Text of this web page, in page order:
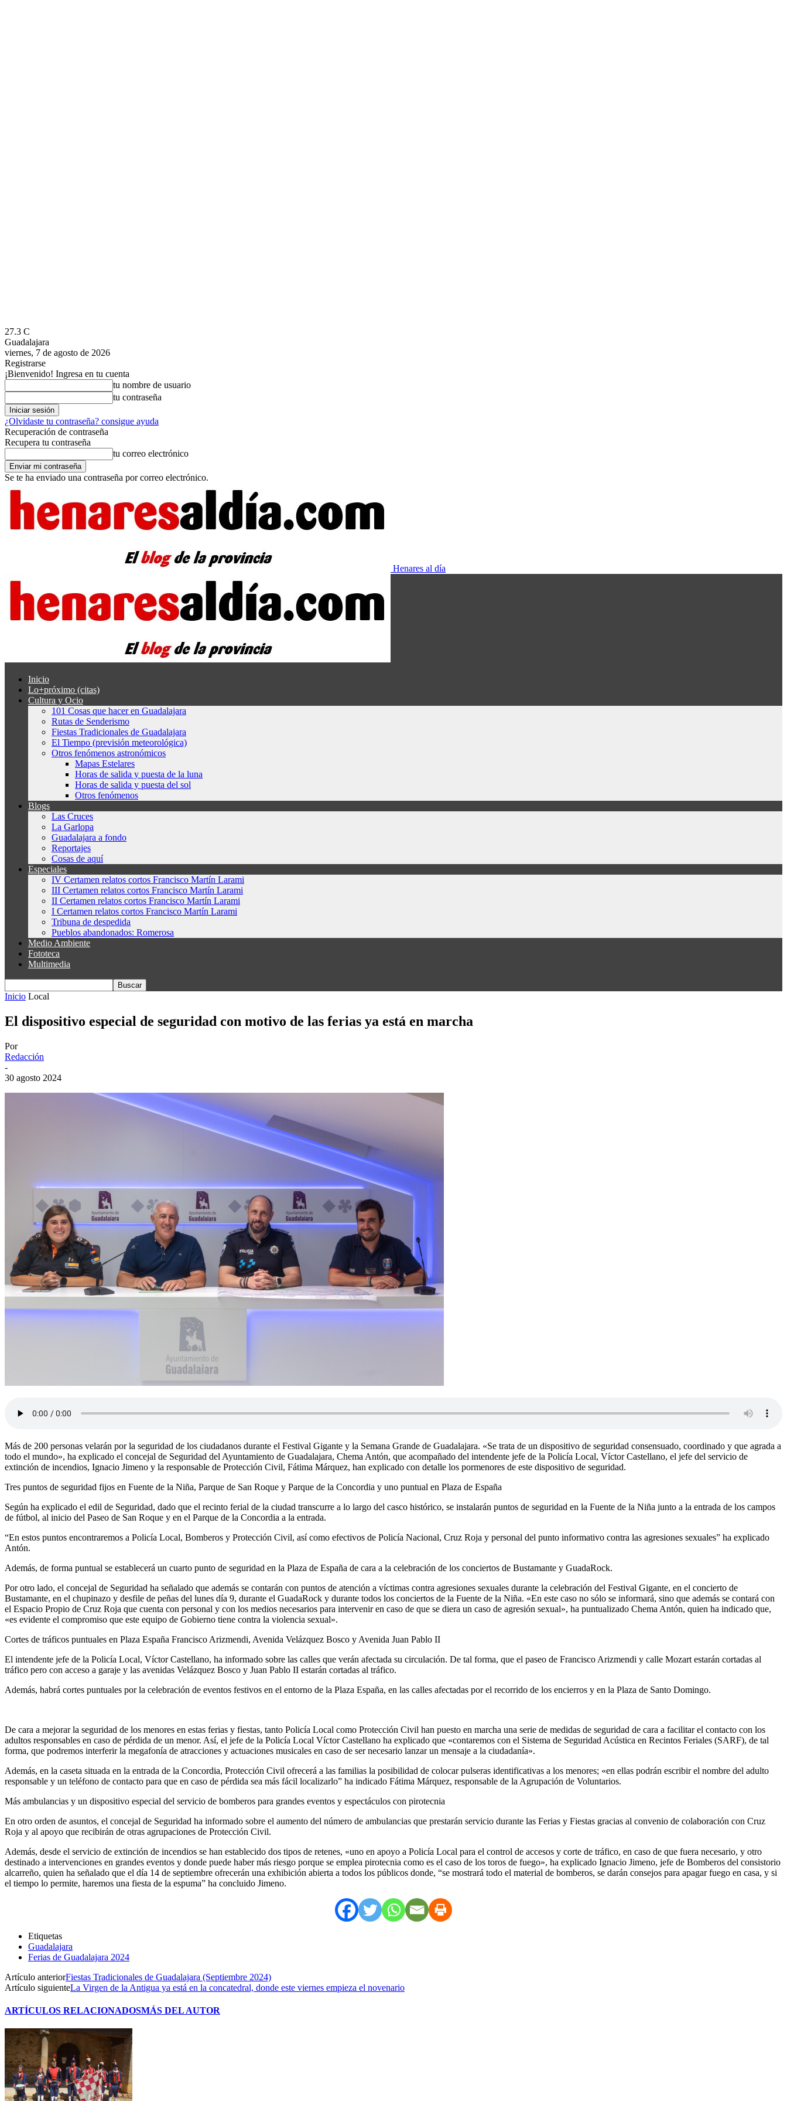
27.3 C
Guadalajara
viernes, 7 de agosto de 2026
Registrarse
¡Bienvenido! Ingresa en tu cuenta
tu nombre de usuario
tu contraseña
¿Olvidaste tu contraseña? consigue ayuda
Recuperación de contraseña
Recupera tu contraseña
tu correo electrónico
Se te ha enviado una contraseña por correo electrónico.
Henares al día
Inicio
Lo+próximo (citas)
Cultura y Ocio
101 Cosas que hacer en Guadalajara
Rutas de Senderismo
Fiestas Tradicionales de Guadalajara
El Tiempo (previsión meteorológica)
Otros fenómenos astronómicos
Mapas Estelares
Horas de salida y puesta de la luna
Horas de salida y puesta del sol
Otros fenómenos
Blogs
Las Cruces
La Garlopa
Guadalajara a fondo
Reportajes
Cosas de aquí
Especiales
IV Certamen relatos cortos Francisco Martín Larami
III Certamen relatos cortos Francisco Martín Larami
II Certamen relatos cortos Francisco Martín Larami
I Certamen relatos cortos Francisco Martín Larami
Tribuna de despedida
Pueblos abandonados: Romerosa
Medio Ambiente
Fototeca
Multimedia
Inicio Local
El dispositivo especial de seguridad con motivo de las ferias ya está en marcha
Por
Redacción
-
30 agosto 2024
Más de 200 personas velarán por la seguridad de los ciudadanos durante el Festival Gigante y la Semana Grande de Guadalajara. «Se trata de un dispositivo de seguridad consensuado, coordinado y que agrada a
todo el mundo», ha explicado el concejal de Seguridad del Ayuntamiento de Guadalajara, Chema Antón, que acompañado del intendente jefe de la Policía Local, Víctor Castellano, el jefe del servicio de
extinción de incendios, Ignacio Jimeno y la responsable de Protección Civil, Fátima Márquez, han explicado con detalle los pormenores de este dispositivo de seguridad.
Tres puntos de seguridad fijos en Fuente de la Niña, Parque de San Roque y Parque de la Concordia y uno puntual en Plaza de España
Según ha explicado el edil de Seguridad, dado que el recinto ferial de la ciudad transcurre a lo largo del casco histórico, se instalarán puntos de seguridad en la Fuente de la Niña junto a la entrada de los campos
de fútbol, al inicio del Paseo de San Roque y en el Parque de la Concordia a la entrada.
“En estos puntos encontraremos a Policía Local, Bomberos y Protección Civil, así como efectivos de Policía Nacional, Cruz Roja y personal del punto informativo contra las agresiones sexuales” ha explicado
Antón.
Además, de forma puntual se establecerá un cuarto punto de seguridad en la Plaza de España de cara a la celebración de los conciertos de Bustamante y GuadaRock.
Por otro lado, el concejal de Seguridad ha señalado que además se contarán con puntos de atención a víctimas contra agresiones sexuales durante la celebración del Festival Gigante, en el concierto de
Bustamante, en el chupinazo y desfile de peñas del lunes día 9, durante el GuadaRock y durante todos los conciertos de la Fuente de la Niña. «En este caso no sólo se informará, sino que además se contará con
el Espacio Propio de Cruz Roja que cuenta con personal y con los medios necesarios para intervenir en caso de que se diera un caso de agresión sexual», ha puntualizado Chema Antón, quien ha indicado que,
«es evidente el compromiso que este equipo de Gobierno tiene contra la violencia sexual».
Cortes de tráficos puntuales en Plaza España Francisco Arizmendi, Avenida Velázquez Bosco y Avenida Juan Pablo II
El intendente jefe de la Policía Local, Víctor Castellano, ha informado sobre las calles que verán afectada su circulación. De tal forma, que el paseo de Francisco Arizmendi y calle Mozart estarán cortadas al
tráfico pero con acceso a garaje y las avenidas Velázquez Bosco y Juan Pablo II estarán cortadas al tráfico.
Además, habrá cortes puntuales por la celebración de eventos festivos en el entorno de la Plaza España, en las calles afectadas por el recorrido de los encierros y en la Plaza de Santo Domingo.
De cara a mejorar la seguridad de los menores en estas ferias y fiestas, tanto Policía Local como Protección Civil han puesto en marcha una serie de medidas de seguridad de cara a facilitar el contacto con los
adultos responsables en caso de pérdida de un menor. Así, el jefe de la Policía Local Víctor Castellano ha explicado que «contaremos con el Sistema de Seguridad Acústica en Recintos Feriales (SARF), de tal
forma, que podremos interferir la megafonía de atracciones y actuaciones musicales en caso de ser necesario lanzar un mensaje a la ciudadanía».
Además, en la caseta situada en la entrada de la Concordia, Protección Civil ofrecerá a las familias la posibilidad de colocar pulseras identificativas a los menores; «en ellas podrán escribir el nombre del adulto
responsable y un teléfono de contacto para que en caso de pérdida sea más fácil localizarlo” ha indicado Fátima Márquez, responsable de la Agrupación de Voluntarios.
Más ambulancias y un dispositivo especial del servicio de bomberos para grandes eventos y espectáculos con pirotecnia
En otro orden de asuntos, el concejal de Seguridad ha informado sobre el aumento del número de ambulancias que prestarán servicio durante las Ferias y Fiestas gracias al convenio de colaboración con Cruz
Roja y al apoyo que recibirán de otras agrupaciones de Protección Civil.
Además, desde el servicio de extinción de incendios se han establecido dos tipos de retenes, «uno en apoyo a Policía Local para el control de accesos y corte de tráfico, en caso de que fuera necesario, y otro
destinado a intervenciones en grandes eventos y donde puede haber más riesgo porque se emplea pirotecnia como es el caso de los toros de fuego», ha explicado Ignacio Jimeno, jefe de Bomberos del consistorio
alcarreño, quien ha señalado que el día 14 de septiembre ofrecerán una exhibición abierta a todos los públicos donde, “se mostrará todo el material de bomberos, se darán consejos para apagar fuego en casa, y si
el tiempo lo permite, haremos una fiesta de la espuma” ha concluido Jimeno.
Etiquetas
Guadalajara
Ferias de Guadalajara 2024
Artículo anteriorFiestas Tradicionales de Guadalajara (Septiembre 2024)
Artículo siguienteLa Virgen de la Antigua ya está en la concatedral, donde este viernes empieza el novenario
ARTÍCULOS RELACIONADOSMÁS DEL AUTOR